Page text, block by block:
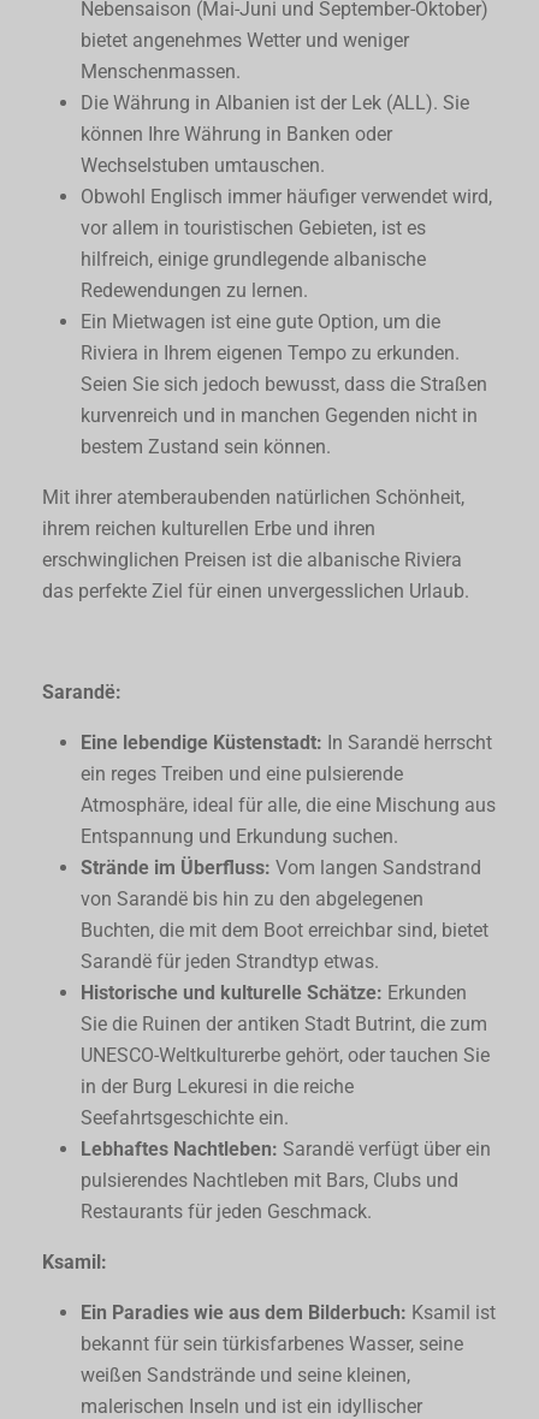
Nebensaison (Mai-Juni und September-Oktober)
bietet angenehmes Wetter und weniger
Menschenmassen.
Die Währung in Albanien ist der Lek (ALL). Sie
können Ihre Währung in Banken oder
Wechselstuben umtauschen.
Obwohl Englisch immer häufiger verwendet wird,
vor allem in touristischen Gebieten, ist es
hilfreich, einige grundlegende albanische
Redewendungen zu lernen.
Ein Mietwagen ist eine gute Option, um die
Riviera in Ihrem eigenen Tempo zu erkunden.
Seien Sie sich jedoch bewusst, dass die Straßen
kurvenreich und in manchen Gegenden nicht in
bestem Zustand sein können.
Mit ihrer atemberaubenden natürlichen Schönheit,
ihrem reichen kulturellen Erbe und ihren
erschwinglichen Preisen ist die albanische Riviera
das perfekte Ziel für einen unvergesslichen Urlaub.
Sarandë:
Eine lebendige Küstenstadt: In Sarandë herrscht
ein reges Treiben und eine pulsierende
Atmosphäre, ideal für alle, die eine Mischung aus
Entspannung und Erkundung suchen.
Strände im Überfluss: Vom langen Sandstrand
von Sarandë bis hin zu den abgelegenen
Buchten, die mit dem Boot erreichbar sind, bietet
Sarandë für jeden Strandtyp etwas.
Historische und kulturelle Schätze: Erkunden
Sie die Ruinen der antiken Stadt Butrint, die zum
UNESCO-Weltkulturerbe gehört, oder tauchen Sie
in der Burg Lekuresi in die reiche
Seefahrtsgeschichte ein.
Lebhaftes Nachtleben: Sarandë verfügt über ein
pulsierendes Nachtleben mit Bars, Clubs und
Restaurants für jeden Geschmack.
Ksamil:
Ein Paradies wie aus dem Bilderbuch: Ksamil ist
bekannt für sein türkisfarbenes Wasser, seine
weißen Sandstrände und seine kleinen,
malerischen Inseln und ist ein idyllischer